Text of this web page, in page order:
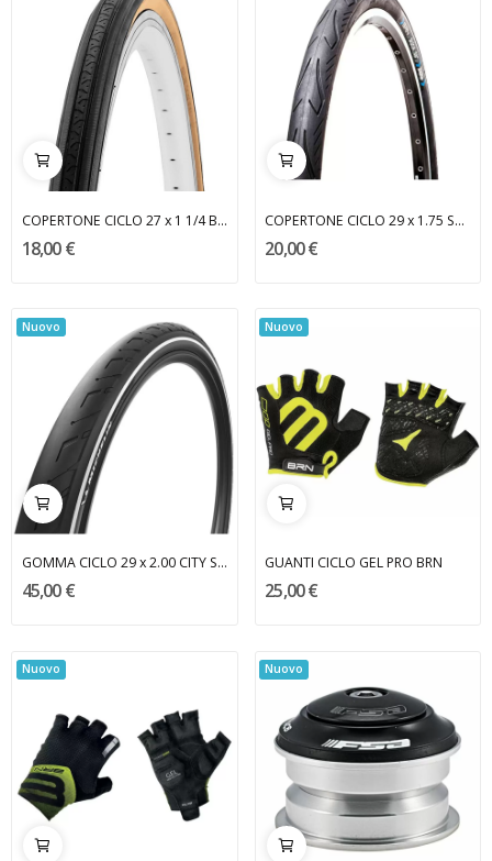
COPERTONE CICLO 27 x 1 1/4 BRN
18,00 €
COPERTONE CICLO 29 x 1.75 SLICK BRN
20,00 €
Nuovo
GOMMA CICLO 29 x 2.00 CITY STREET MICHELIN
45,00 €
Nuovo
GUANTI CICLO GEL PRO BRN
25,00 €
Nuovo Nuovo